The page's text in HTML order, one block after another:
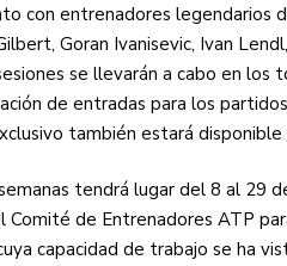
con entrenadores legendarios
Goran Ivanisevic, Ivan
se llevarán a cabo en
de entradas para los
también estará
tendrá lugar del 8 al 29
Comité de Entrenadores ATP
capacidad de trabajo se ha